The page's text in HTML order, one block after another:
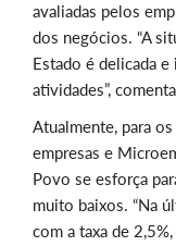
avaliadas pelos
dos negócios. “A
Estado é delicada
atividades”,
Atualmente, para
empresas e
Povo se esforça
muito baixos. “Na
com a taxa de